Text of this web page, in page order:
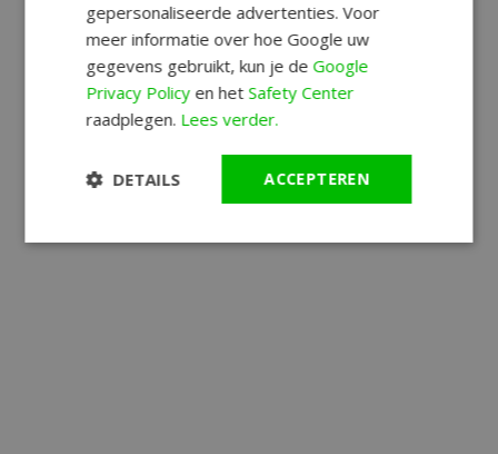
gepersonaliseerde advertenties. Voor
meer informatie over hoe Google uw
gegevens gebruikt, kun je deGoogle
Privacy Policyen hetSafety Center
raadplegen. Lees verder.
ACCEPTEREN
DETAILS